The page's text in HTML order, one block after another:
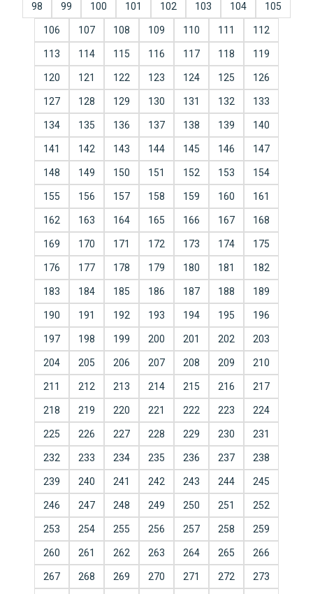
98 99 100 101 102 103 104 105
106 107 108 109 110 111 112
113 114 115 116 117 118 119
120 121 122 123 124 125 126
127 128 129 130 131 132 133
134 135 136 137 138 139 140
141 142 143 144 145 146 147
148 149 150 151 152 153 154
155 156 157 158 159 160 161
162 163 164 165 166 167 168
169 170 171 172 173 174 175
176 177 178 179 180 181 182
183 184 185 186 187 188 189
190 191 192 193 194 195 196
197 198 199 200 201 202 203
204 205 206 207 208 209 210
211 212 213 214 215 216 217
218 219 220 221 222 223 224
225 226 227 228 229 230 231
232 233 234 235 236 237 238
239 240 241 242 243 244 245
246 247 248 249 250 251 252
253 254 255 256 257 258 259
260 261 262 263 264 265 266
267 268 269 270 271 272 273